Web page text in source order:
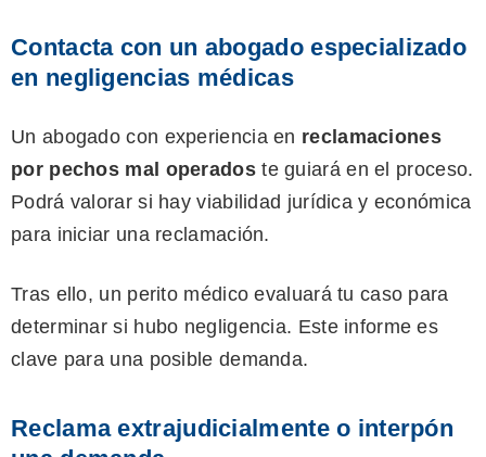
Contacta con un abogado especializado
en negligencias médicas
Un abogado con experiencia en reclamaciones
por pechos mal operadoste guiará en el proceso.
Podrá valorar si hay viabilidad jurídica y económica
para iniciar una reclamación.
Tras ello, un perito médico evaluará tu caso para
determinar si hubo negligencia. Este informe es
clave para una posible demanda.
Reclama extrajudicialmente o interpón